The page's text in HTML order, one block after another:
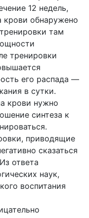
12 недель,
крови обнаружено
там
тренировки
его распада —
в сутки.
крови нужно
синтеза к
приводящие
сказаться
ответа
наук,
воспитания